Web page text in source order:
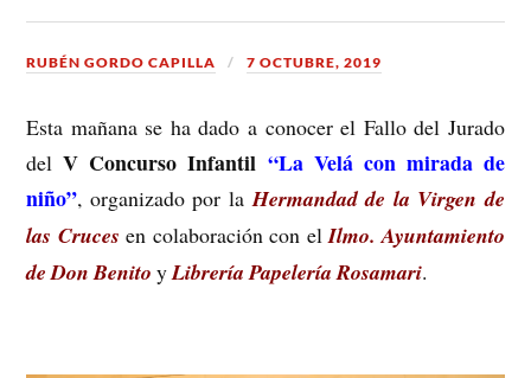
RUBÉN GORDO CAPILLA 7 OCTUBRE, 2019
Esta mañana se ha dado a conocer el Fallo del Jurado
delV Concurso Infantil “La Velá con mirada de
niño”, organizado por laHermandad de la Virgen de
las Cruces en colaboración con elIlmo. Ayuntamiento
de Don Benito yLibrería Papelería Rosamari.